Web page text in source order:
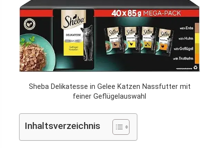
Sheba Delikatesse in Gelee Katzen Nassfutter mit
feiner Geflügelauswahl
Inhaltsverzeichnis